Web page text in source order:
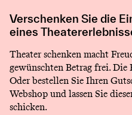
Verschenken Sie die
eines
Theater schenken macht
gewünschten Betrag frei. Die
Oder bestellen Sie Ihren
Webshop und lassen Sie
schicken.